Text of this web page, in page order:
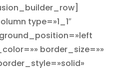
type=»1_1″
border_size=»»